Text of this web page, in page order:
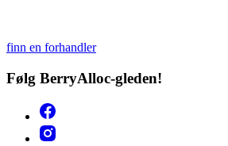
finn en forhandler
Følg BerryAlloc-gleden!